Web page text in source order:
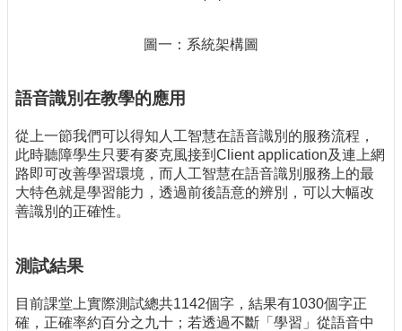
業
專
欄
圖一：系統架構圖
語音識別在教學的應用
從上一節我們可以得知人工智慧在語音識別的服務流程，
此時聽障學生只要有麥克風接到Client application及連上網
路即可改善學習環境，而人工智慧在語音識別服務上的最
大特色就是學習能力，透過前後語意的辨別，可以大幅改
善識別的正確性。
測試結果
目前課堂上實際測試總共1142個字，結果有1030個字正
確，正確率約百分之九十；若透過不斷「學習」從語音中